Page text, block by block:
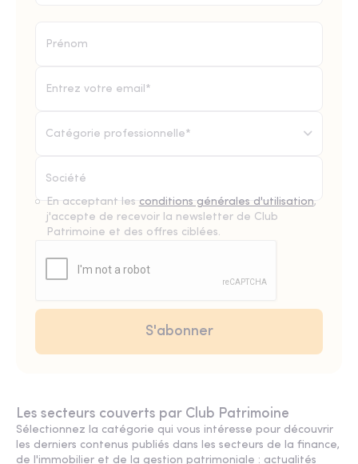
Catégorie professionnelle*
En acceptant les conditions générales d'utilisation,
j'accepte de recevoir la newsletter de Club
Patrimoine et des offres ciblées.
Les secteurs couverts par Club Patrimoine
Sélectionnez la catégorie qui vous intéresse pour découvrir
les derniers contenus publiés dans les secteurs de la finance,
de l'immobilier et de la gestion patrimoniale : actualités